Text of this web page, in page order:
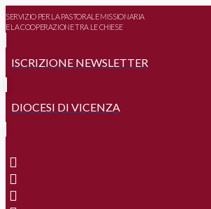
SERVIZIO PER LA PASTORALE MISSIONARIA
E LA COOPERAZIONE TRA LE CHIESE
ISCRIZIONE NEWSLETTER
DIOCESI DI VICENZA